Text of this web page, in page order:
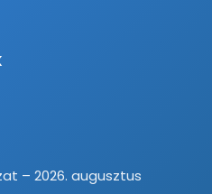
– 2026. augusztus